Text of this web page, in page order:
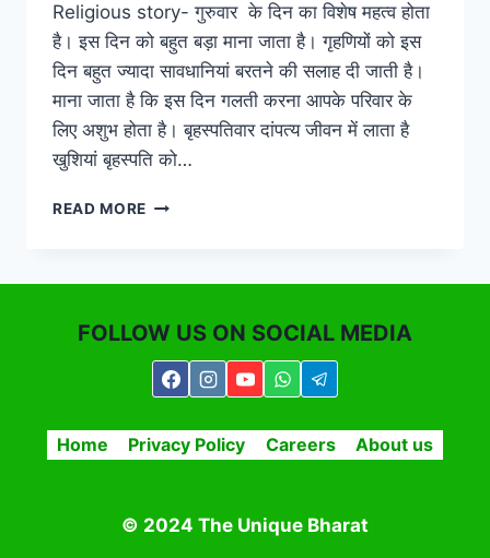
Religious story- गुरुवार के दिन का विशेष महत्व होता
है। इस दिन को बहुत बड़ा माना जाता है। गृहणियों को इस
दिन बहुत ज्यादा सावधानियां बरतने की सलाह दी जाती है।
माना जाता है कि इस दिन गलती करना आपके परिवार के
लिए अशुभ होता है। बृहस्पतिवार दांपत्य जीवन में लाता है
खुशियां बृहस्पति को…
READ MORE RELIGIOUS
गलतियां
करना
आप
पड़
सकता
FOLLOW US ON SOCIAL MEDIA
Home Privacy Policy Careers About us
© 2024 The Unique Bharat